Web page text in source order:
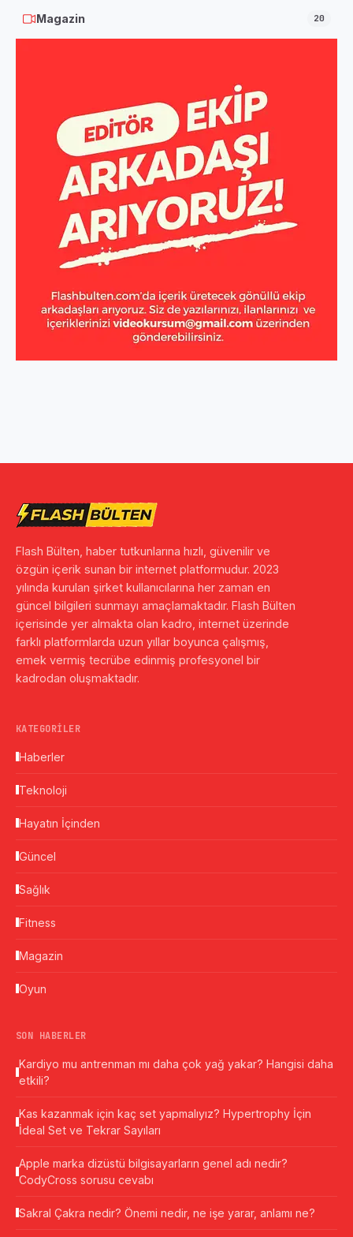
Magazin 20
Flash Bülten, haber tutkunlarına hızlı, güvenilir ve
özgün içerik sunan bir internet platformudur. 2023
yılında kurulan şirket kullanıcılarına her zaman en
güncel bilgileri sunmayı amaçlamaktadır. Flash Bülten
içerisinde yer almakta olan kadro, internet üzerinde
farklı platformlarda uzun yıllar boyunca çalışmış,
emek vermiş tecrübe edinmiş profesyonel bir
kadrodan oluşmaktadır.
KATEGORILER
Haberler
Teknoloji
Hayatın İçinden
Güncel
Sağlık
Fitness
Magazin
Oyun
SON HABERLER
Kardiyo mu antrenman mı daha çok yağ yakar? Hangisi daha
etkili?
Kas kazanmak için kaç set yapmalıyız? Hypertrophy İçin
İdeal Set ve Tekrar Sayıları
Apple marka dizüstü bilgisayarların genel adı nedir?
CodyCross sorusu cevabı
Sakral Çakra nedir? Önemi nedir, ne işe yarar, anlamı ne?